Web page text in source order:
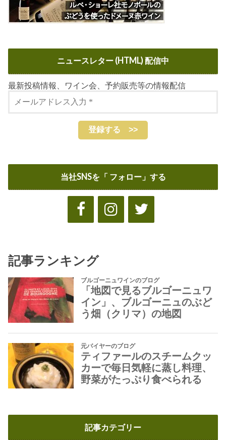
ニュースレター (HTML) 配信中
最新投稿情報、ワイン会、予約販売等の情報配信
当社SNSを「 フォロー」する
記事ランキング
記事カテゴリー